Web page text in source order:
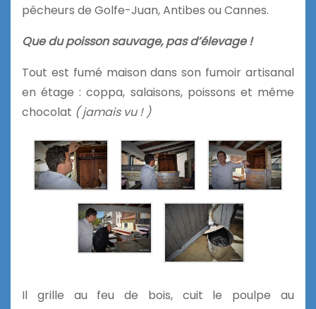
pêcheurs de Golfe-Juan, Antibes ou Cannes.
Que du poisson sauvage, pas d’élevage !
Tout est fumé maison dans son fumoir artisanal
en étage : coppa, salaisons, poissons et même
chocolat ( jamais vu ! )
Il grille au feu de bois, cuit le poulpe au